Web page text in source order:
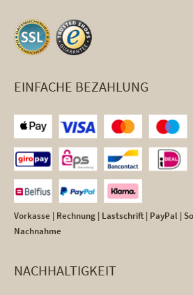
EINFACHE BEZAHLUNG
Vorkasse | Rechnung | Lastschrift | PayPal |
Nachnahme
NACHHALTIGKEIT